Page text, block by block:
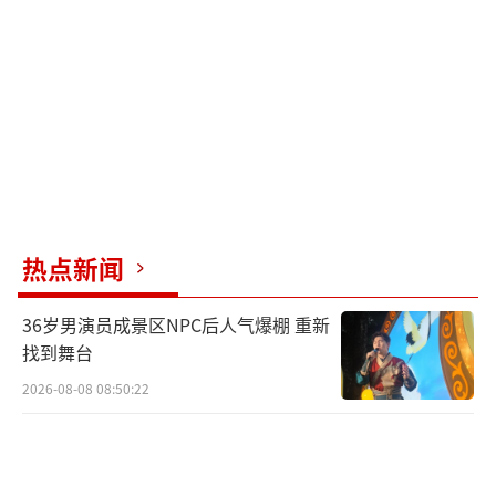
热点新闻
36岁男演员成景区NPC后人气爆棚 重新
找到舞台
2026-08-08 08:50:22